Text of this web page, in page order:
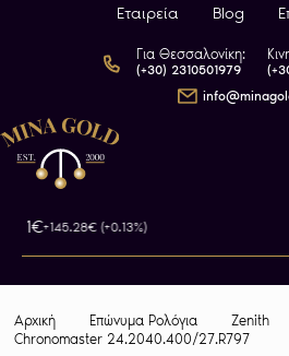
Εταιρεία Blog
Για Θεσσαλονίκη:
(+30) 2310501979
+145.28€ (+0.13%)
Αρχική Επώνυμα Ρολόγια Zenith
Chronomaster 24.2040.400/27.R797